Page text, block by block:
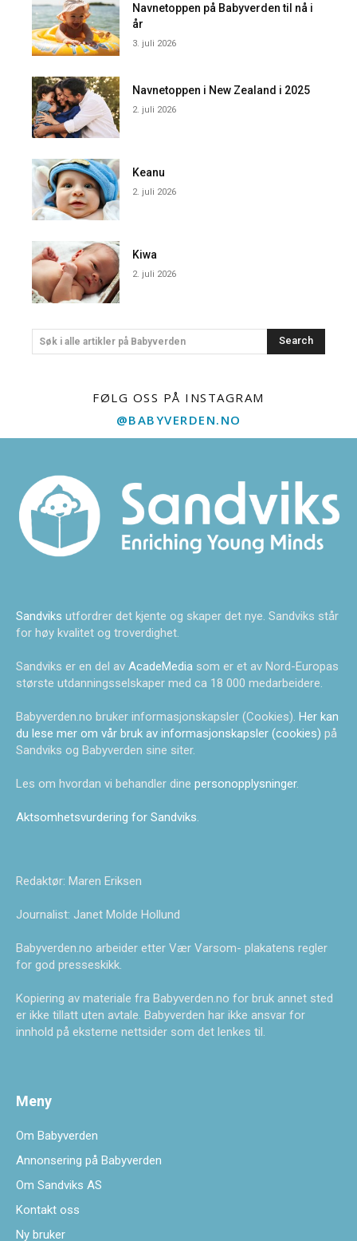
Navnetoppen på Babyverden til nå i
år
3. juli 2026
Navnetoppen i New Zealand i 2025
2. juli 2026
Keanu
2. juli 2026
Kiwa
2. juli 2026
Søk i alle artikler på Babyverden Search
FØLG OSS PÅ INSTAGRAM
@BABYVERDEN.NO
Sandviks utfordrer det kjente og skaper det nye. Sandviks står
for høy kvalitet og troverdighet.
Sandviks er en del av AcadeMedia som er et av Nord-Europas
største utdanningsselskaper med ca 18 000 medarbeidere.
Babyverden.no bruker informasjonskapsler (Cookies). Her kan
du lese mer om vår bruk av informasjonskapsler (cookies) på
Sandviks og Babyverden sine siter.
Les om hvordan vi behandler dine personopplysninger.
Aktsomhetsvurdering for Sandviks.
Redaktør: Maren Eriksen
Journalist: Janet Molde Hollund
Babyverden.no arbeider etter Vær Varsom- plakatens regler
for god presseskikk.
Kopiering av materiale fra Babyverden.no for bruk annet sted
er ikke tillatt uten avtale. Babyverden har ikke ansvar for
innhold på eksterne nettsider som det lenkes til.
Meny
Om Babyverden
Annonsering på Babyverden
Om Sandviks AS
Kontakt oss
Ny bruker